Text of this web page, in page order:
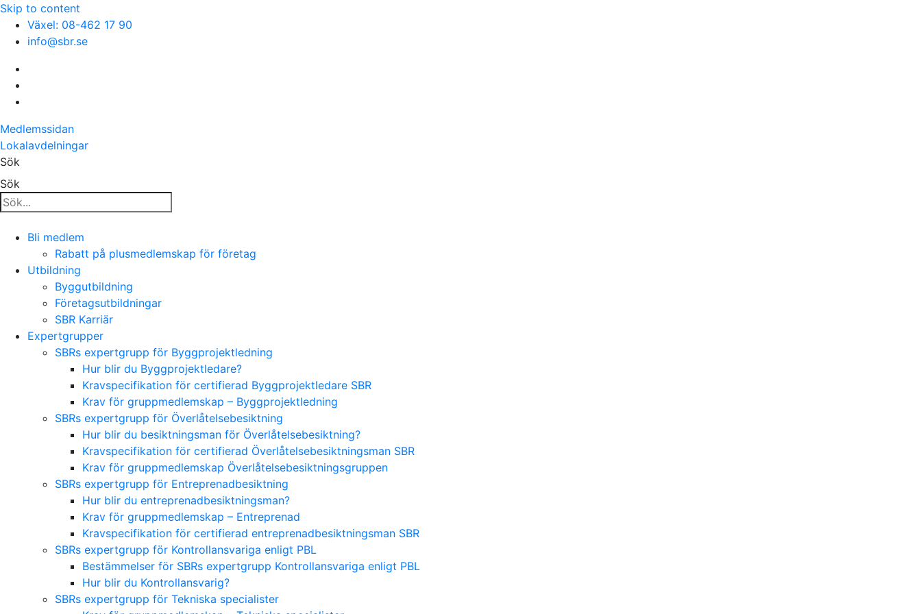
Skip to content
Växel: 08-462 17 90
info@sbr.se
Medlemssidan
Lokalavdelningar
Sök
Sök
Bli medlem
Rabatt på plusmedlemskap för företag
Utbildning
Byggutbildning
Företagsutbildningar
SBR Karriär
Expertgrupper
SBRs expertgrupp för Byggprojektledning
Hur blir du Byggprojektledare?
Kravspecifikation för certifierad Byggprojektledare SBR
Krav för gruppmedlemskap – Byggprojektledning
SBRs expertgrupp för Överlåtelsebesiktning
Hur blir du besiktningsman för Överlåtelsebesiktning?
Kravspecifikation för certifierad Överlåtelsebesiktningsman SBR
Krav för gruppmedlemskap Överlåtelsebesiktningsgruppen
SBRs expertgrupp för Entreprenadbesiktning
Hur blir du entreprenadbesiktningsman?
Krav för gruppmedlemskap – Entreprenad
Kravspecifikation för certifierad entreprenadbesiktningsman SBR
SBRs expertgrupp för Kontrollansvariga enligt PBL
Bestämmelser för SBRs expertgrupp Kontrollansvariga enligt PBL
Hur blir du Kontrollansvarig?
SBRs expertgrupp för Tekniska specialister